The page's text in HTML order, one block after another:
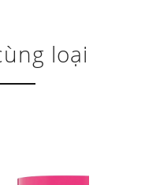
loại